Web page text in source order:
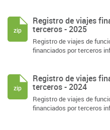
Registro de viajes
terceros - 2025
Registro de viajes de
financiados por terceros
zip
Registro de viajes
terceros - 2024
Registro de viajes de
financiados por terceros
zip